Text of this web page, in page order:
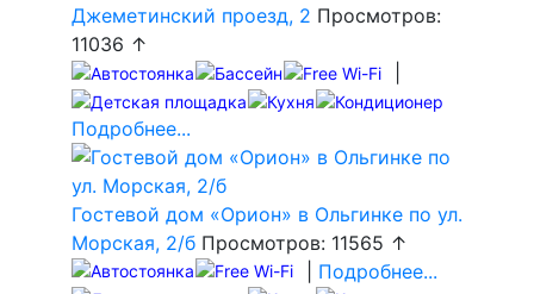
Джеметинский проезд, 2 Просмотров:
11036 ↑
Подробнее...
Гостевой дом «Орион» в Ольгинке по ул.
Морская, 2/б Просмотров: 11565 ↑
Подробнее...